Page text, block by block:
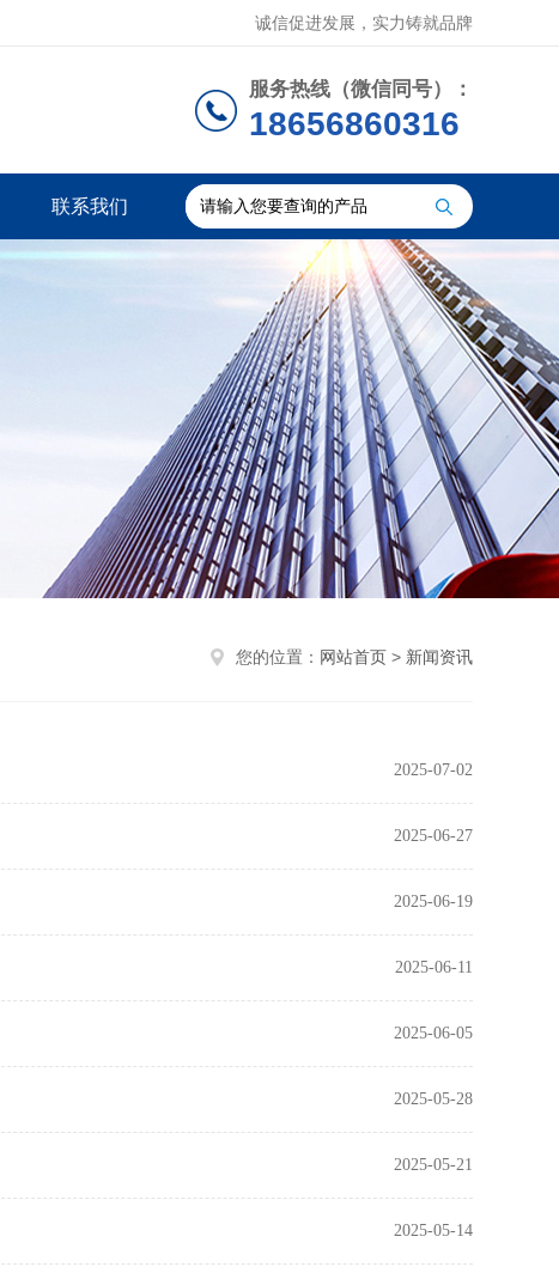
诚信促进发展，实力铸就品牌
服务热线（微信同号）：
18656860316
联系我们
您的位置： 网站首页 > 新闻资讯
2025-07-02
2025-06-27
2025-06-19
2025-06-11
2025-06-05
2025-05-28
2025-05-21
2025-05-14